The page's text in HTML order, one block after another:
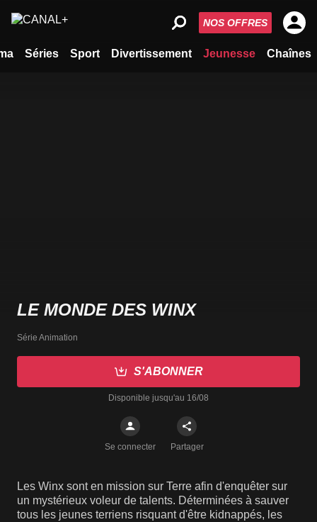
Séries Sport Divertissement Jeunesse Chaînes
NOS OFFRES
LE MONDE DES WINX
Série Animation
S'ABONNER
Disponible jusqu'au 16/08
Se connecter Partager
Les Winx sont en mission sur Terre afin d'enquêter sur
un mystérieux voleur de talents. Déterminées à sauver
tous les jeunes terriens risquant d'être kidnappés, les